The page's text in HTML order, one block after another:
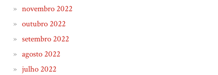
novembro 2022
outubro 2022
setembro 2022
agosto 2022
julho 2022